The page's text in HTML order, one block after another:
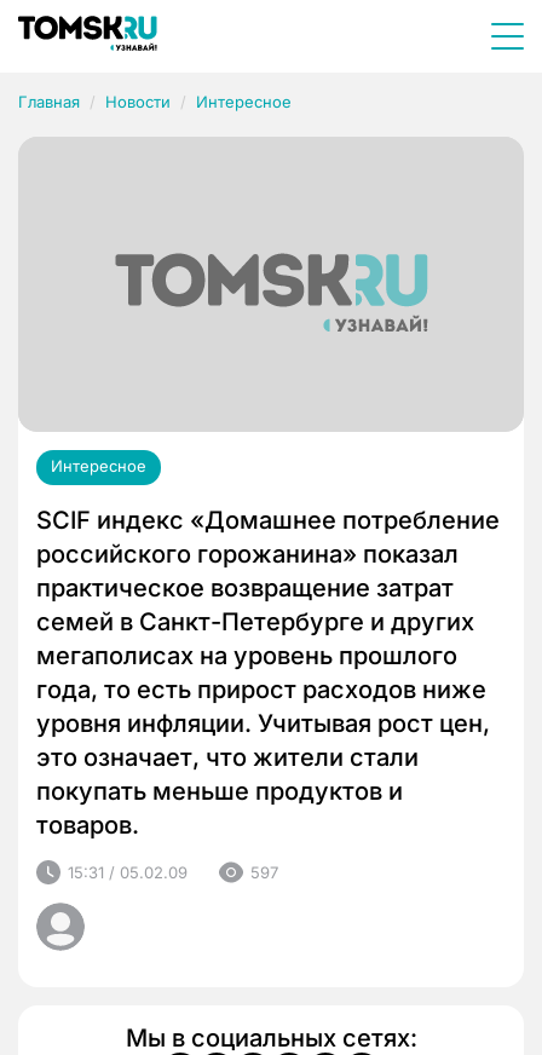
Главная Новости Интересное
Интересное
SCIF индекс «Домашнее потребление
российского горожанина» показал
практическое возвращение затрат
семей в Санкт-Петербурге и других
мегаполисах на уровень прошлого
года, то есть прирост расходов ниже
уровня инфляции. Учитывая рост цен,
это означает, что жители стали
покупать меньше продуктов и
товаров.
15:31 / 05.02.09 597
Мы в социальных сетях: